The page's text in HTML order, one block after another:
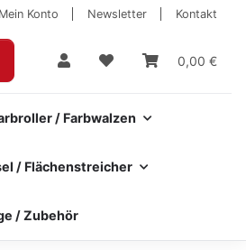
Mein Konto Newsletter Kontakt
0,00 €
/ Farbwalzen
/ Flächenstreicher
/ Zubehör